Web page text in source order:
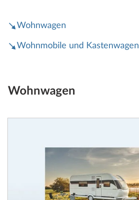
Wohnwagen
Wohnmobile und Kastenwagen
Wohnwagen